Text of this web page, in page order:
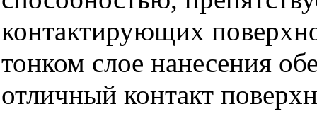
контактирующих
тонком слое нанесения
отличный контакт